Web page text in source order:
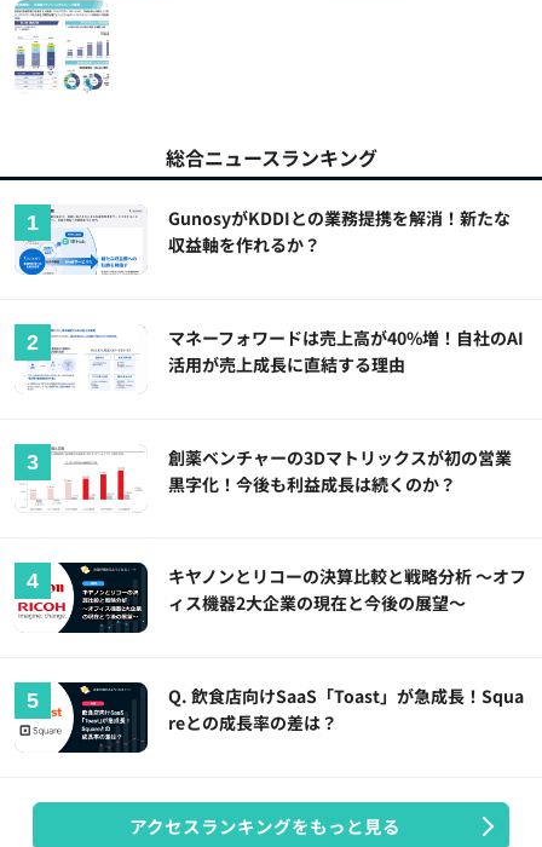
総合ニュースランキング
GunosyがKDDIとの業務提携を解消！新たな
収益軸を作れるか？
マネーフォワードは売上高が40%増！自社のAI
活用が売上成長に直結する理由
創薬ベンチャーの3Dマトリックスが初の営業
黒字化！今後も利益成長は続くのか？
キヤノンとリコーの決算比較と戦略分析 ～オフ
ィス機器2大企業の現在と今後の展望～
Q. 飲食店向けSaaS「Toast」が急成長！Squa
reとの成長率の差は？
アクセスランキングをもっと見る